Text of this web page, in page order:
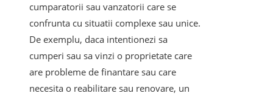
cumparatorii sau vanzatorii care se
confrunta cu situatii complexe sau unice.
De exemplu, daca intentionezi sa
cumperi sau sa vinzi o proprietate care
are probleme de finantare sau care
necesita o reabilitare sau renovare, un